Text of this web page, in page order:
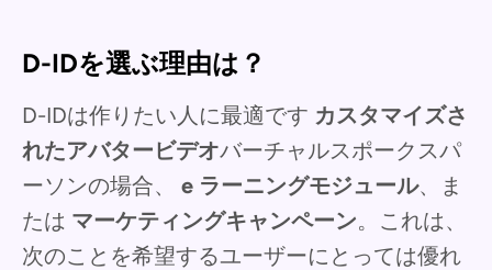
D-IDを選ぶ理由は？
D-IDは作りたい人に最適です カスタマイズさ
れたアバタービデオバーチャルスポークスパ
ーソンの場合、 e ラーニングモジュール、ま
たは マーケティングキャンペーン。これは、
次のことを希望するユーザーにとっては優れ